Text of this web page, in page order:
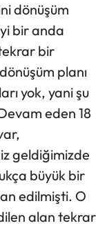
dönüşüm
bir anda
bir
planı
yok, yani şu
eden 18
geldiğimizde
büyük bir
edilmişti. O
alan tekrar